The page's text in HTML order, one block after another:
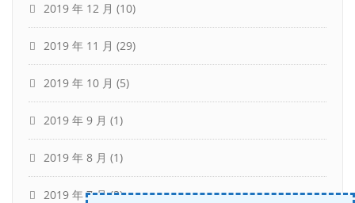
2019 年 12 月 (10)
2019 年 11 月 (29)
2019 年 10 月 (5)
2019 年 9 月 (1)
2019 年 8 月 (1)
2019 年 7 月(3)